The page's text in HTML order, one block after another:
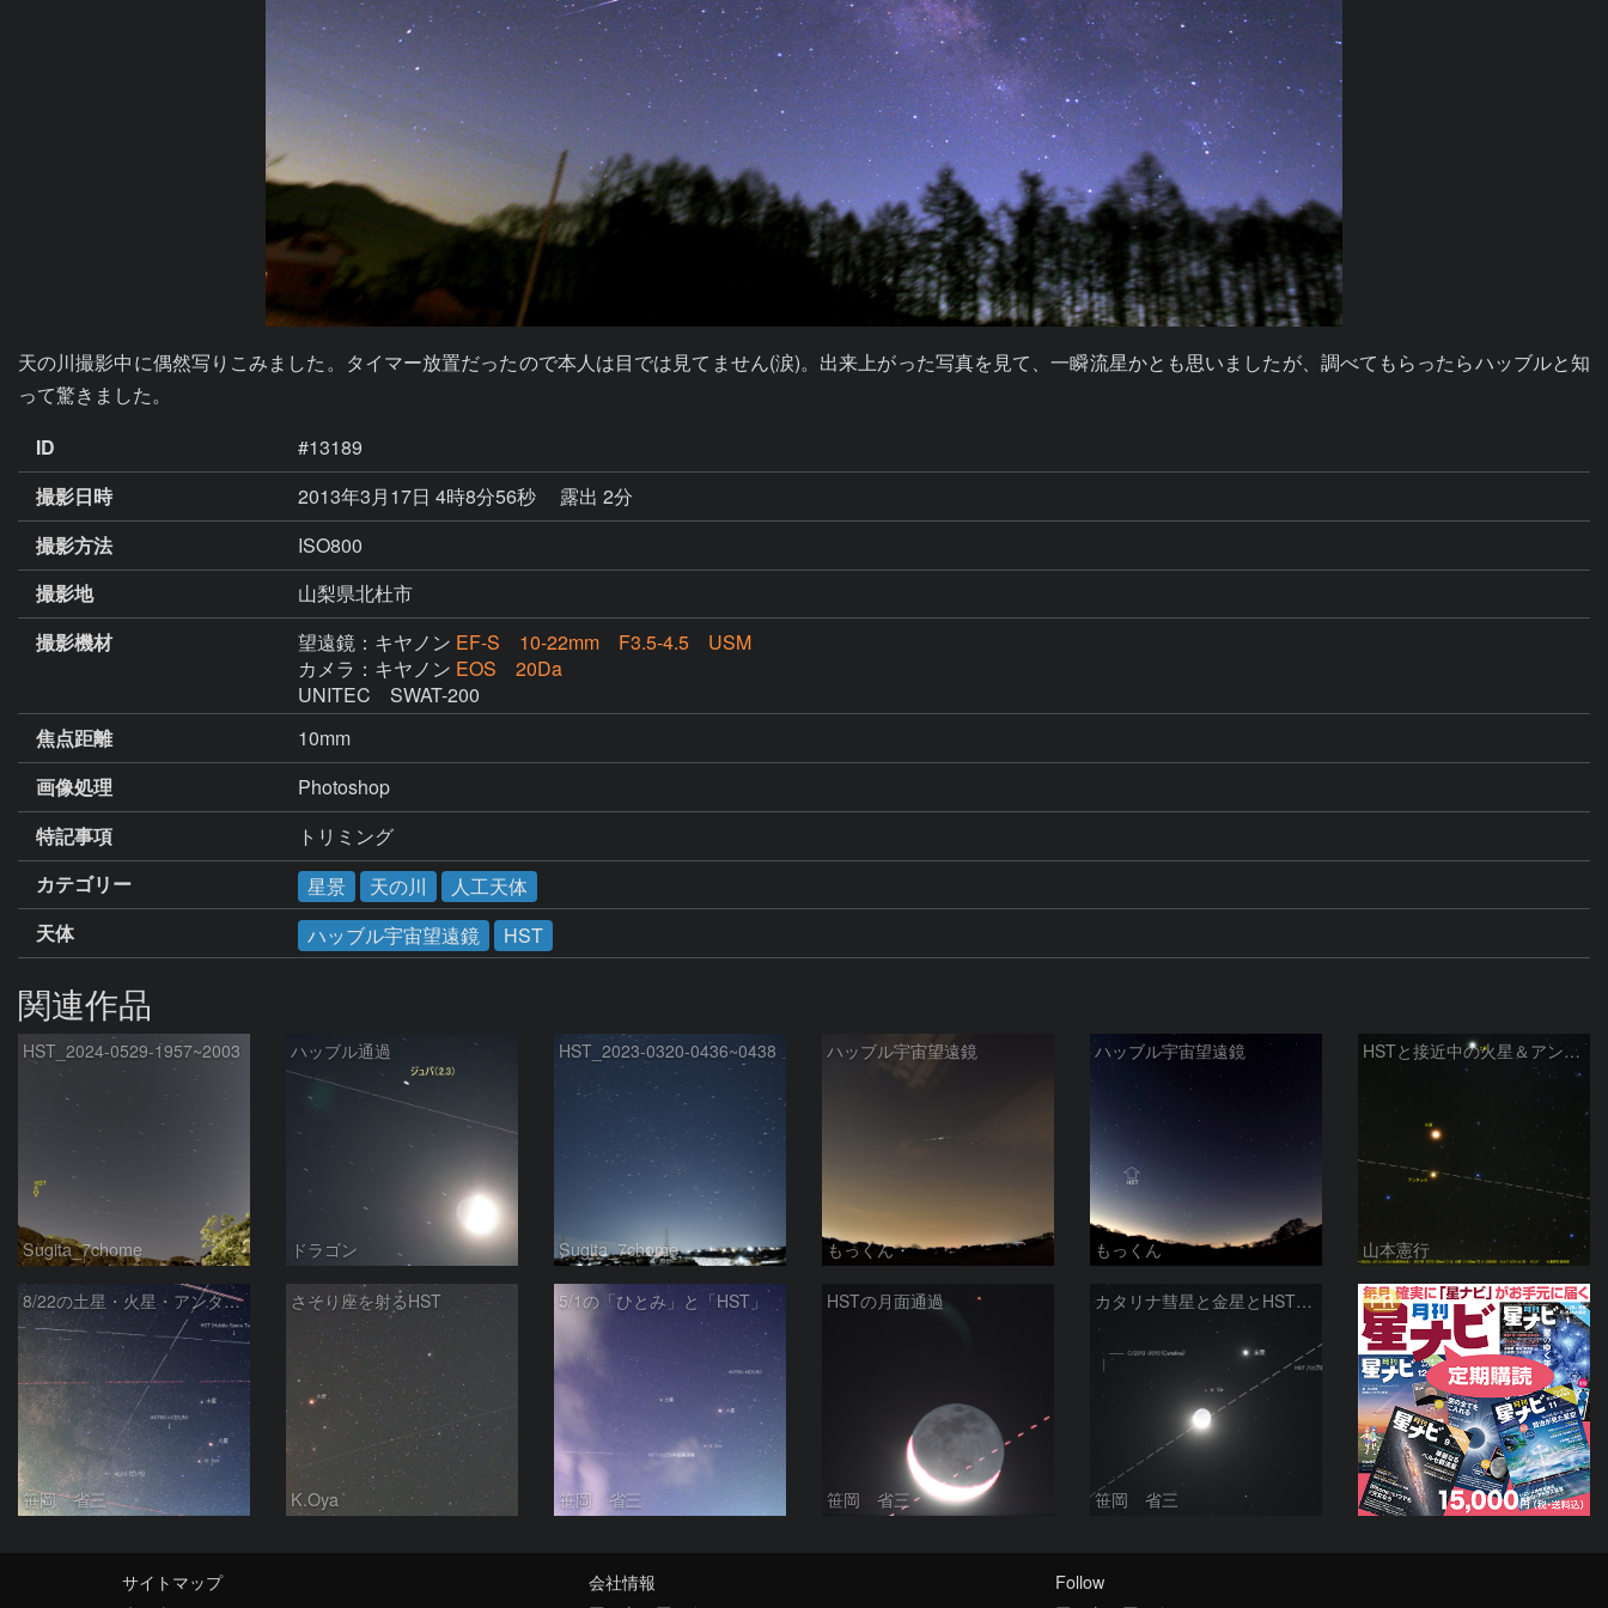
天の川撮影中に偶然写りこみました。タイマー放置だったので本人は目では見てません(涙)。出来上がった写真を見て、一瞬流星かとも思いましたが、調べてもらったらハッブルと知
って驚きました。
ID
#13189
撮影日時
2013年3月17日 4時8分56秒
露出 2分
撮影方法
ISO800
撮影地
山梨県北杜市
撮影機材
望遠鏡：キヤノン EF-S 10-22mm F3.5-4.5 USM
カメラ：キヤノン EOS 20Da
UNITEC　SWAT-200
焦点距離
10mm
画像処理
Photoshop
特記事項
トリミング
カテゴリー
星景 天の川
人工天体
天体
ハッブル宇宙望遠鏡 HST
関連作品
HST_2024-0529-1957~2003
Sugita_7chome
ハッブル通過
ドラゴン
HST_2023-0320-0436~0438
Sugita_7chome
ハッブル宇宙望遠鏡
もっくん
ハッブル宇宙望遠鏡
もっくん
HSTと接近中の火星＆アンタレス
山本憲行
8/22の土星・火星・アンタレスと光跡
笹岡 省三
さそり座を射るHST
K.Oya
5/1の「ひとみ」と「HST」
笹岡 省三
HSTの月面通過
笹岡 省三
カタリナ彗星と金星とHSTの月面通過
笹岡 省三
PR
サイトマップ
会社情報
Follow